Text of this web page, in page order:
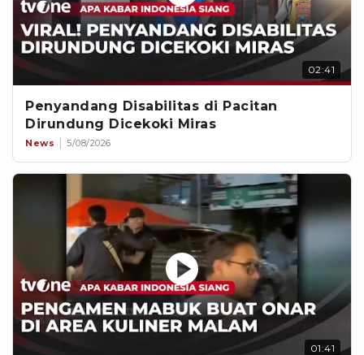
02:41
Penyandang Disabilitas di Pacitan
Dirundung Dicekoki Miras
News 5/08/2026
01:41